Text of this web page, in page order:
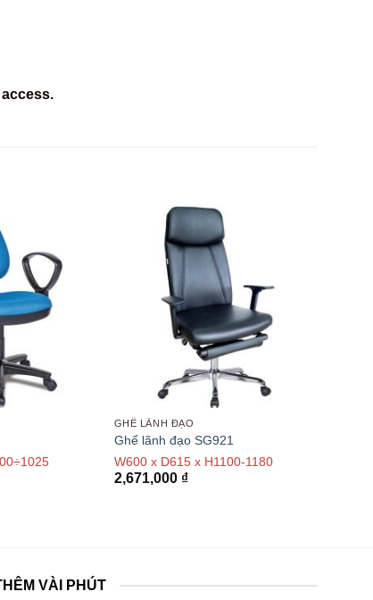
GHẾ LÃNH ĐẠO
Ghế lãnh đạo SG921
W600 x D615 x H1100-1180
2,671,000 ₫
VÀI PHÚT